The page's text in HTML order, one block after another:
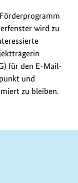
wird zu
für den E-Mail-
und
zu bleiben.